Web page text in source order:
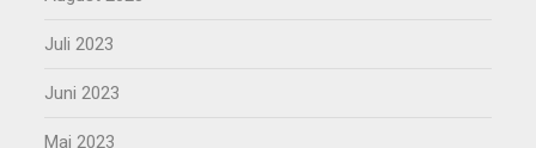
Juli 2023
Juni 2023
Mai 2023